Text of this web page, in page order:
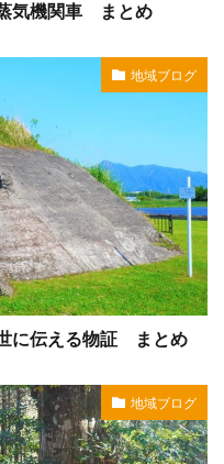
気機関車 まとめ
地域ブログ
に伝える物証 まとめ
地域ブログ